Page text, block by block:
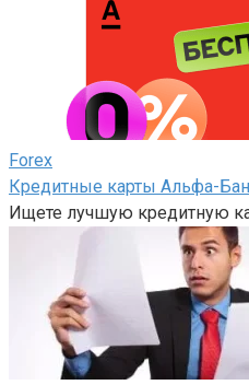
Forex
Кредитные карты Альфа-
Ищете лучшую кредитную